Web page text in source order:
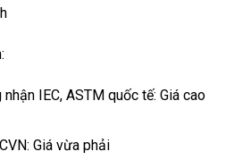
IEC, ASTM quốc tế: Giá cao
Giá vừa phải